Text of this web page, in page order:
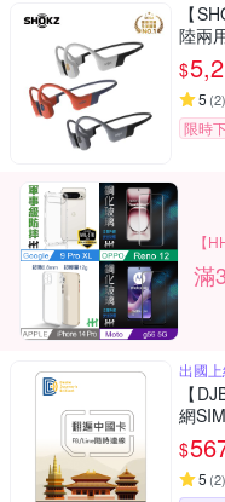
【
陸兩
$
5 (2)
限時
【
滿
出國
【
網
$
5 (2)